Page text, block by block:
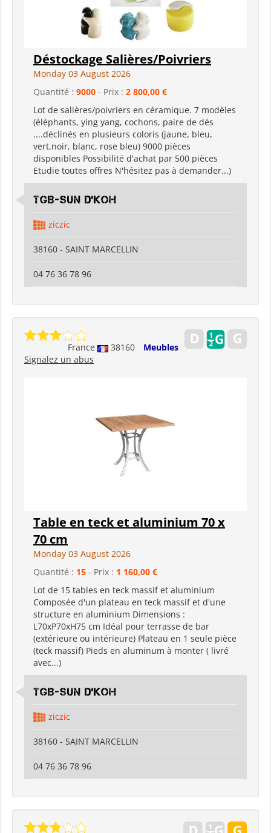
Déstockage Salières/Poivriers
Monday 03 August 2026
Quantité : 9000 - Prix : 2 800,00 €
Lot de salières/poivriers en céramique. 7 modèles
(éléphants, ying yang, cochons, paire de dés
....déclinés en plusieurs coloris (jaune, bleu,
vert,noir, blanc, rose bleu) 9000 pièces
disponibles Possibilité d'achat par 500 pièces
Etudie toutes offres N'hésitez pas à demander...)
TGB-SUN D'KOH
ziczic
38160 - SAINT MARCELLIN
04 76 36 78 96
France 38160
Meubles
Signalez un abus
Table en teck et aluminium 70 x
70 cm
Monday 03 August 2026
Quantité : 15 - Prix : 1 160,00 €
Lot de 15 tables en teck massif et aluminium
Composée d'un plateau en teck massif et d'une
structure en aluminium Dimensions :
L70xP70xH75 cm Idéal pour terrasse de bar
(extérieure ou intérieure) Plateau en 1 seule pièce
(teck massif) Pieds en aluminum à monter ( livré
avec...)
TGB-SUN D'KOH
ziczic
38160 - SAINT MARCELLIN
04 76 36 78 96